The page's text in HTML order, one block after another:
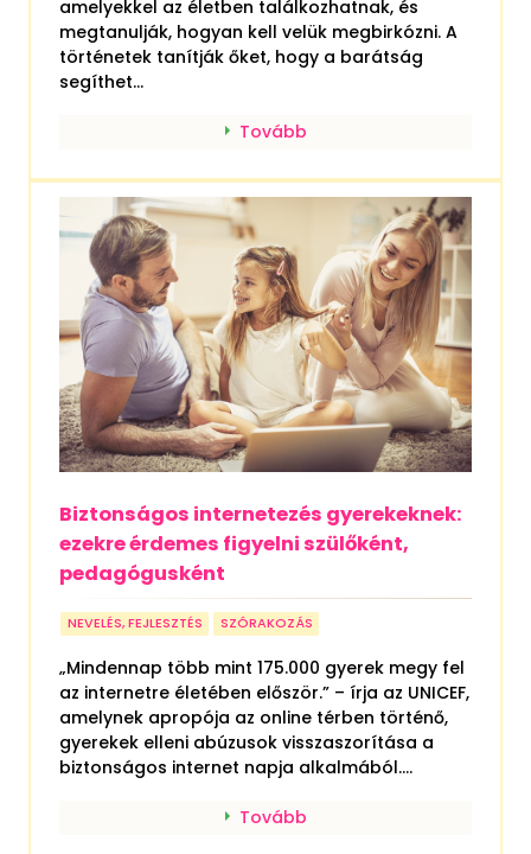
amelyekkel az életben találkozhatnak, és
megtanulják, hogyan kell velük megbirkózni. A
történetek tanítják őket, hogy a barátság
segíthet...
Tovább
Biztonságos internetezés gyerekeknek:
ezekre érdemes figyelni szülőként,
pedagógusként
NEVELÉS, FEJLESZTÉS SZÓRAKOZÁS
„Mindennap több mint 175.000 gyerek megy fel
az internetre életében először.” – írja az UNICEF,
amelynek apropója az online térben történő,
gyerekek elleni abúzusok visszaszorítása a
biztonságos internet napja alkalmából....
Tovább